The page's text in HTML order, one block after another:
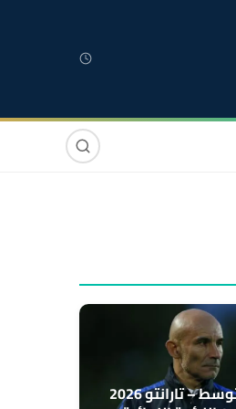
صوت وصورة
ألعاب البحر الأبيض المتوسط – تارانتو 2026